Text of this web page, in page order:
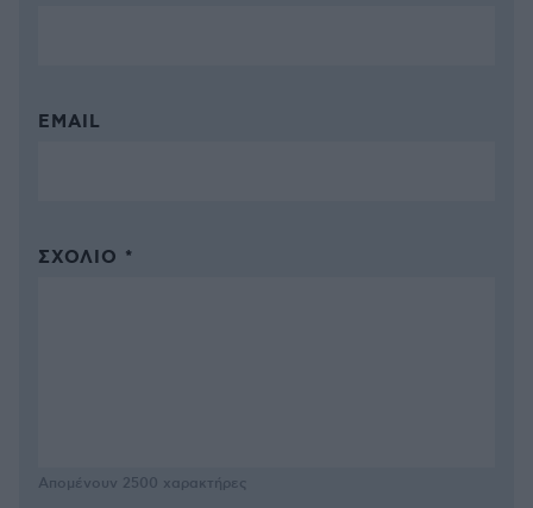
EMAIL
ΣΧΌΛΙΟ *
Απομένουν 2500 χαρακτήρες